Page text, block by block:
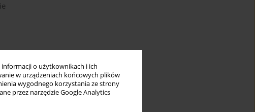
o użytkownikach i ich
w urządzeniach końcowych plików
wygodnego korzystania ze strony
przez narzędzie Google Analytics